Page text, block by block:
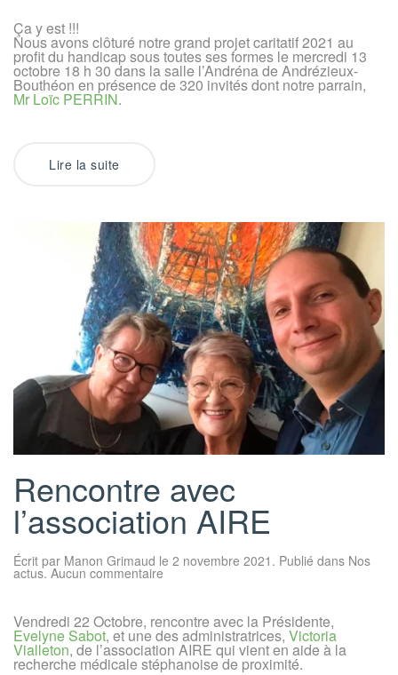
notre
grande
soirée
de
clôture
Ça y est !!!
Nous avons clôturé notre grand projet caritatif 2021 au
profit du handicap sous toutes ses formes le mercredi 13
octobre 18 h 30 dans la salle l’Andréna de Andrézieux-
Bouthéon en présence de 320 invités dont notre parrain,
Mr Loïc PERRIN.
Lire la suite
Rencontre avec
l’association AIRE
Écrit par Manon Grimaud le 2 novembre 2021 . Publié dans Nos
actus. Aucun commentairesur
AIRE
Vendredi 22 Octobre, rencontre avec la Présidente,
Evelyne Sabot, et une des administratrices, Victoria
Vialleton, de l’association AIRE qui vient en aide à la
recherche médicale stéphanoise de proximité.